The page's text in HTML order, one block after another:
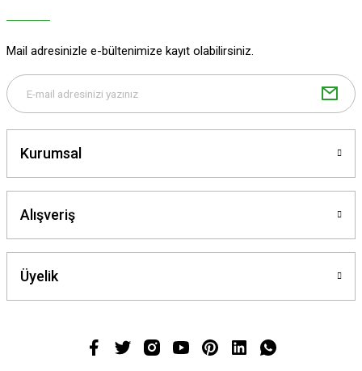
Gönder
Mail adresinizle e-bültenimize kayıt olabilirsiniz.
Kurumsal
Alışveriş
Üyelik